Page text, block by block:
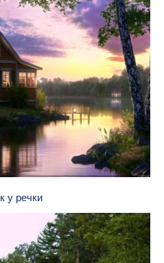
у речки